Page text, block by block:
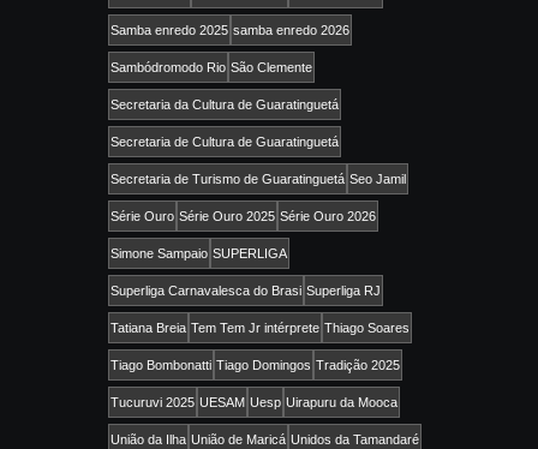
Samba enredo 2025 samba enredo 2026
Sambódromodo Rio São Clemente
Secretaria da Cultura de Guaratinguetá
Secretaria de Cultura de Guaratinguetá
Secretaria de Turismo de Guaratinguetá Seo Jamil
Série Ouro Série Ouro 2025 Série Ouro 2026
Simone Sampaio SUPERLIGA
Superliga Carnavalesca do Brasi Superliga RJ
Tatiana Breia Tem Tem Jr intérprete Thiago Soares
Tiago Bombonatti Tiago Domingos Tradição 2025
Tucuruvi 2025 UESAM Uesp Uirapuru da Mooca
União da Ilha União de Maricá Unidos da Tamandaré